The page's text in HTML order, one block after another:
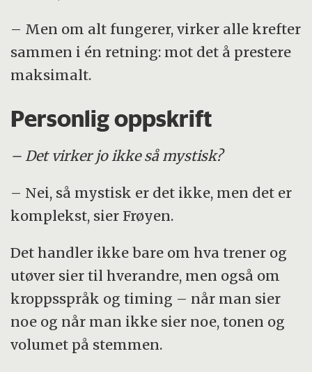
– Men om alt fungerer, virker alle krefter
sammen i én retning: mot det å prestere
maksimalt.
Personlig oppskrift
– Det virker jo ikke så mystisk?
– Nei, så mystisk er det ikke, men det er
komplekst, sier Frøyen.
Det handler ikke bare om hva trener og
utøver sier til hverandre, men også om
kroppsspråk og timing – når man sier
noe og når man ikke sier noe, tonen og
volumet på stemmen.